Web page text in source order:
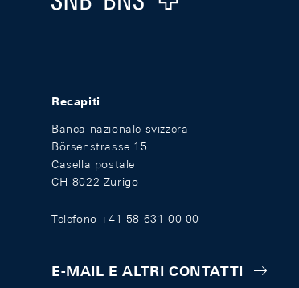
Recapiti
Banca nazionale svizzera
Börsenstrasse 15
Casella postale
CH-8022 Zurigo
Telefono +41 58 631 00 00
E-MAIL E ALTRI CONTATTI